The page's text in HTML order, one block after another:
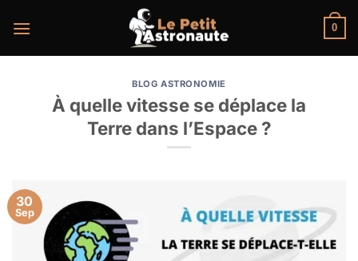
0
BLOG ASTRONOMIE
À quelle vitesse se déplace la
Terre dans l’Espace ?
30
Sep